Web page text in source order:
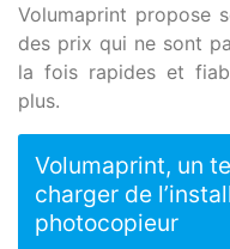
Volumaprint propose
des prix qui ne sont
la fois rapides et
plus.
Volumaprint, un
charger de
photocopieur